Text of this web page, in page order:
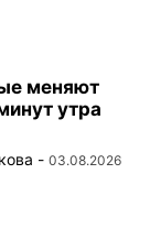
меняют
утра
- 03.08.2026